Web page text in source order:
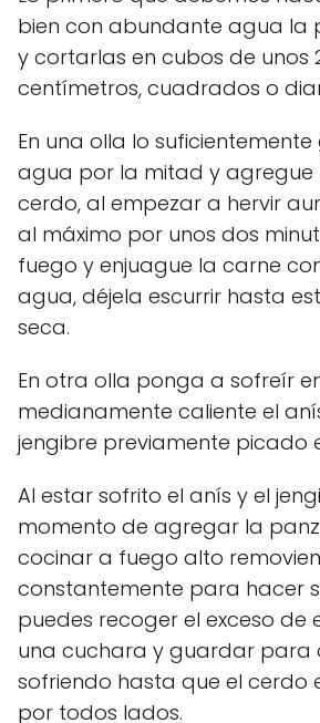
bien con abundante agua la
y cortarlas en cubos de unos
centímetros, cuadrados o
En una olla lo
agua por la mitad y agregue
cerdo, al empezar a hervir
al máximo por unos dos
fuego y enjuague la carne
agua, déjela escurrir hasta
seca.
En otra olla ponga a sofreír
medianamente caliente el
jengibre previamente picado
Al estar sofrito el anís y el
momento de agregar la
cocinar a fuego alto
constantemente para hacer
puedes recoger el exceso de
una cuchara y guardar para
sofriendo hasta que el cerdo
por todos lados.